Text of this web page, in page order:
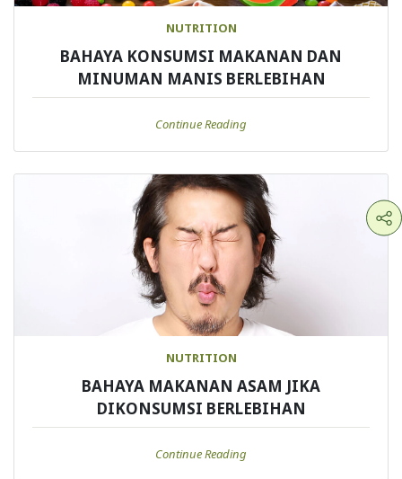
NUTRITION
BAHAYA KONSUMSI MAKANAN DAN
MINUMAN MANIS BERLEBIHAN
Continue Reading
NUTRITION
BAHAYA MAKANAN ASAM JIKA
DIKONSUMSI BERLEBIHAN
Continue Reading